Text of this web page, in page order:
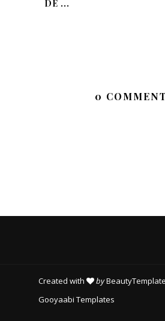
DE ...
0
Created with by
Gooyaabi Templates